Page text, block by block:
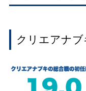
クリエアナ